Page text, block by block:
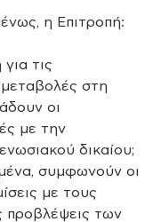
η Επιτροπή:
για τις
στη
οι
με την
δικαίου;
συμφωνούν οι
με τους
προβλέψεις των